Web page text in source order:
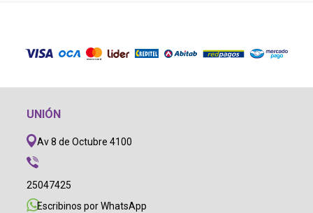
UNIÓN
Av 8 de Octubre 4100
25047425
Escribinos por WhatsApp